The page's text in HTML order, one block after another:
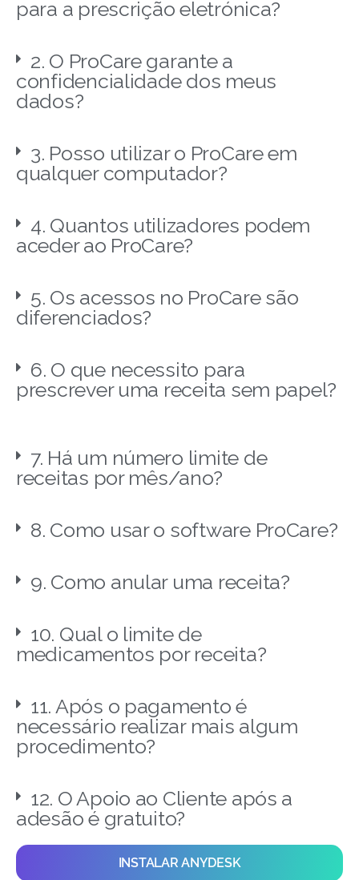
para a prescrição eletrónica?
2. O ProCare garante a
confidencialidade dos meus
dados?
3. Posso utilizar o ProCare em
qualquer computador?
4. Quantos utilizadores podem
aceder ao ProCare?
5. Os acessos no ProCare são
diferenciados?
6. O que necessito para
prescrever uma receita sem papel?
7. Há um número limite de
receitas por mês/ano?
8. Como usar o software ProCare?
9. Como anular uma receita?
10. Qual o limite de
medicamentos por receita?
11. Após o pagamento é
necessário realizar mais algum
procedimento?
12. O Apoio ao Cliente após a
adesão é gratuito?
INSTALAR ANYDESK